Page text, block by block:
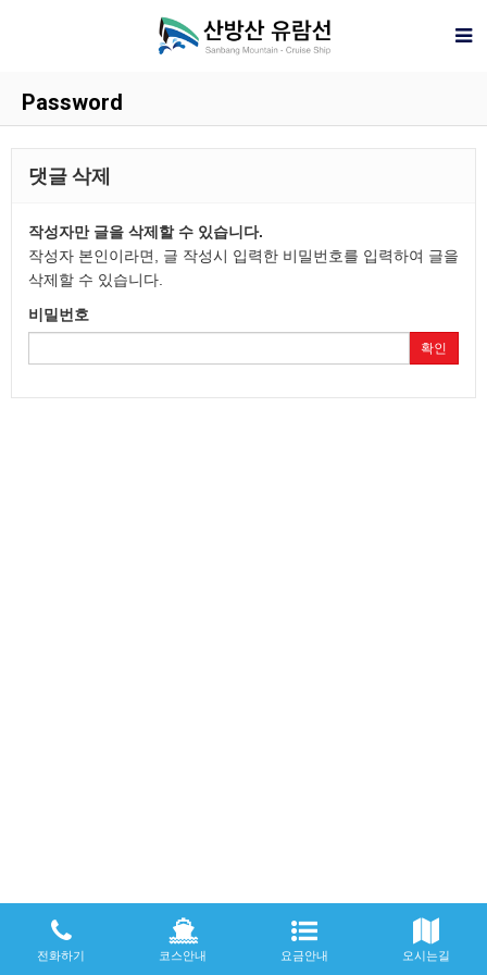
Password
댓글 삭제
작성자만 글을 삭제할 수 있습니다.
작성자 본인이라면, 글 작성시 입력한 비밀번호를 입력하여 글을
삭제할 수 있습니다.
비밀번호
확인
전화하기 코스안내 요금안내 오시는길